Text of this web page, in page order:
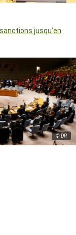
sanctions jusqu’en
© DR